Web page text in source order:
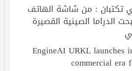
تكتبان : من شاشة الهاتف
الدراما الصينية القصيرة
EngineAI URKL launches
commercial era